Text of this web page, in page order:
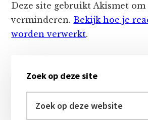
Deze site gebruikt Akismet om
verminderen. Bekijk hoe je
worden verwerkt.
Sidebar
Zoek op deze site
op